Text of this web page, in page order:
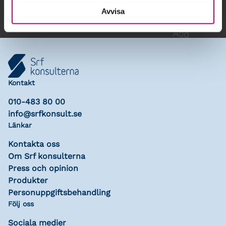
Avvisa
Kontakt
010-483 80 00
info@srfkonsult.se
Länkar
Kontakta oss
Om Srf konsulterna
Press och opinion
Produkter
Personuppgiftsbehandling
Följ oss
Sociala medier